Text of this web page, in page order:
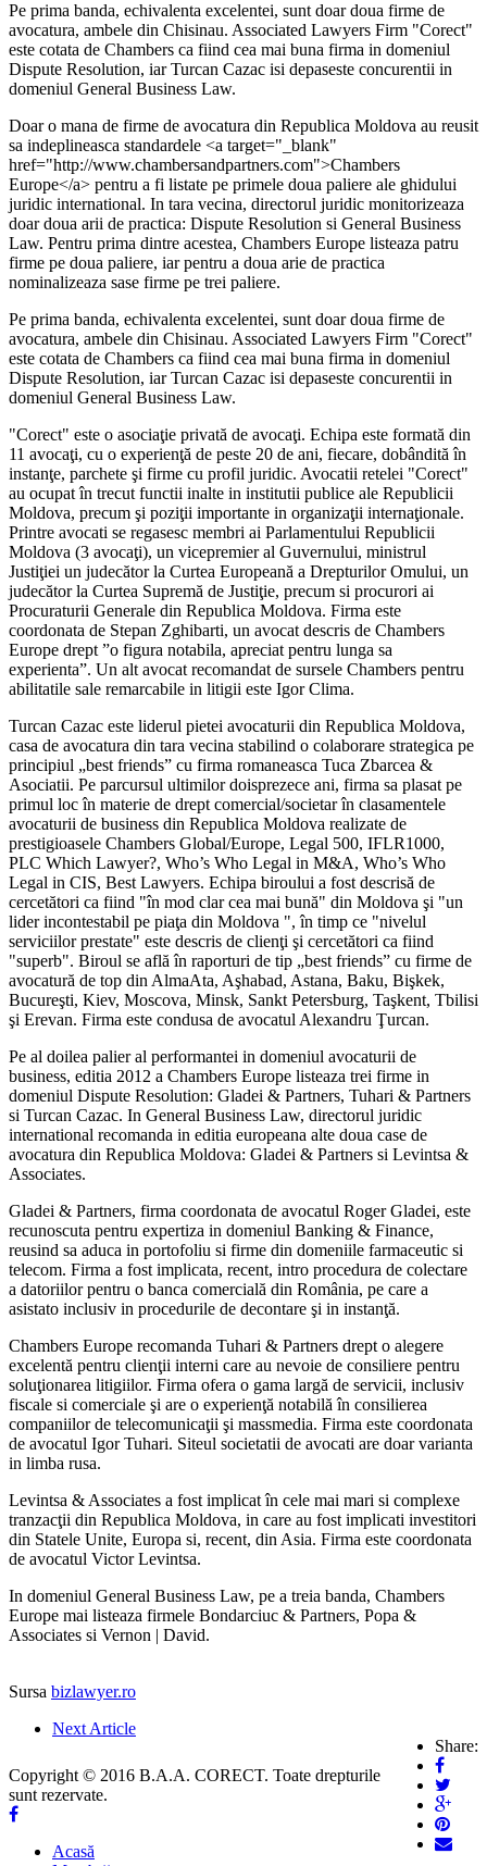
Pe prima banda, echivalenta excelentei, sunt doar doua firme de
avocatura, ambele din Chisinau. Associated Lawyers Firm "Corect"
este cotata de Chambers ca fiind cea mai buna firma in domeniul
Dispute Resolution, iar Turcan Cazac isi depaseste concurentii in
domeniul General Business Law.
Doar o mana de firme de avocatura din Republica Moldova au reusit
sa indeplineasca standardele <a target="_blank"
href="http://www.chambersandpartners.com">Chambers
Europe</a> pentru a fi listate pe primele doua paliere ale ghidului
juridic international. In tara vecina, directorul juridic monitorizeaza
doar doua arii de practica: Dispute Resolution si General Business
Law. Pentru prima dintre acestea, Chambers Europe listeaza patru
firme pe doua paliere, iar pentru a doua arie de practica
nominalizeaza sase firme pe trei paliere.
Pe prima banda, echivalenta excelentei, sunt doar doua firme de
avocatura, ambele din Chisinau. Associated Lawyers Firm "Corect"
este cotata de Chambers ca fiind cea mai buna firma in domeniul
Dispute Resolution, iar Turcan Cazac isi depaseste concurentii in
domeniul General Business Law.
"Corect" este o asociaţie privată de avocaţi. Echipa este formată din
11 avocaţi, cu o experienţă de peste 20 de ani, fiecare, dobândită în
instanţe, parchete şi firme cu profil juridic. Avocatii retelei "Corect"
au ocupat în trecut functii inalte in institutii publice ale Republicii
Moldova, precum şi poziţii importante in organizaţii internaţionale.
Printre avocati se regasesc membri ai Parlamentului Republicii
Moldova (3 avocaţi), un vicepremier al Guvernului, ministrul
Justiţiei un judecător la Curtea Europeană a Drepturilor Omului, un
judecător la Curtea Supremă de Justiţie, precum si procurori ai
Procuraturii Generale din Republica Moldova. Firma este
coordonata de Stepan Zghibarti, un avocat descris de Chambers
Europe drept ”o figura notabila, apreciat pentru lunga sa
experienta”. Un alt avocat recomandat de sursele Chambers pentru
abilitatile sale remarcabile in litigii este Igor Clima.
Turcan Cazac este liderul pietei avocaturii din Republica Moldova,
casa de avocatura din tara vecina stabilind o colaborare strategica pe
principiul „best friends” cu firma romaneasca Tuca Zbarcea &
Asociatii. Pe parcursul ultimilor doisprezece ani, firma s­a plasat pe
primul loc în materie de drept comercial/societar în clasamentele
avocaturii de business din Republica Moldova realizate de
prestigioasele Chambers Global/Europe, Legal 500, IFLR1000,
PLC Which Lawyer?, Who’s Who Legal in M&A, Who’s Who
Legal in CIS, Best Lawyers. Echipa biroului a fost descrisă de
cercetători ca fiind "în mod clar cea mai bună" din Moldova şi "un
lider incontestabil pe piaţa din Moldova ", în timp ce "nivelul
serviciilor prestate" este descris de clienţi şi cercetători ca fiind
"superb". Biroul se află în raporturi de tip „best friends” cu firme de
avocatură de top din Alma­Ata, Aşhabad, Astana, Baku, Bişkek,
Bucureşti, Kiev, Moscova, Minsk, Sankt Petersburg, Taşkent, Tbilisi
şi Erevan. Firma este condusa de avocatul Alexandru Ţurcan.
Pe al doilea palier al performantei in domeniul avocaturii de
business, editia 2012 a Chambers Europe listeaza trei firme in
domeniul Dispute Resolution: Gladei & Partners, Tuhari & Partners
si Turcan Cazac. In General Business Law, directorul juridic
international recomanda in editia europeana alte doua case de
avocatura din Republica Moldova: Gladei & Partners si Levintsa &
Associates.
Gladei & Partners, firma coordonata de avocatul Roger Gladei, este
recunoscuta pentru expertiza in domeniul Banking & Finance,
reusind sa aduca in portofoliu si firme din domeniile farmaceutic si
telecom. Firma a fost implicata, recent, intr­o procedura de colectare
a datoriilor pentru o banca comercială din România, pe care a
asistat­o inclusiv in procedurile de decontare şi in instanţă.
Chambers Europe recomanda Tuhari & Partners drept o alegere
excelentă pentru clienţii interni care au nevoie de consiliere pentru
soluţionarea litigiilor. Firma ofera o gama largă de servicii, inclusiv
fiscale si comerciale şi are o experienţă notabilă în consilierea
companiilor de telecomunicaţii şi mass­media. Firma este coordonata
de avocatul Igor Tuhari. Site­ul societatii de avocati are doar varianta
in limba rusa.
Levintsa & Associates a fost implicat în cele mai mari si complexe
tranzacţii din Republica Moldova, in care au fost implicati investitori
din Statele Unite, Europa si, recent, din Asia. Firma este coordonata
de avocatul Victor Levintsa.
In domeniul General Business Law, pe a treia banda, Chambers
Europe mai listeaza firmele Bondarciuc & Partners, Popa &
Associates si Vernon | David.
Sursa bizlawyer.ro
Share:
Next Article
Copyright © 2016 B.A.A. CORECT. Toate drepturile
sunt rezervate.
Acasă